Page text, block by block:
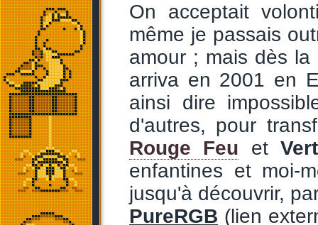
On acceptait
même je passais
amour ; mais dès
arriva en 2001 en
ainsi dire
d'autres, pour
Rouge Feu et
enfantines et moi-
jusqu'à découvrir,
PureRGB (lien